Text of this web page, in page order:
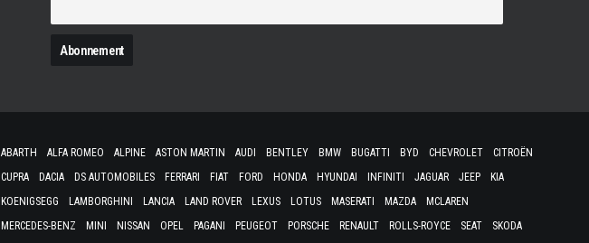
ABARTH ALFA ROMEO ALPINE ASTON MARTIN AUDI BENTLEY BMW BUGATTI BYD CHEVROLET
CITROËN
CUPRA
DACIA DS AUTOMOBILES FERRARI FIAT FORD HONDA HYUNDAI INFINITI JAGUAR JEEP
KIA
KOENIGSEGG
LAMBORGHINI LANCIA LAND ROVER LEXUS LOTUS MASERATI MAZDA
MCLAREN
MERCEDES-BENZ
MINI NISSAN OPEL PAGANI PEUGEOT PORSCHE RENAULT ROLLS-ROYCE SEAT
SKODA